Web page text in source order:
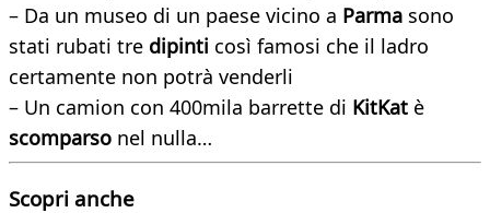
– Da un museo di un paese vicino a Parma sono
stati rubati tre dipinti così famosi che il ladro
certamente non potrà venderli
– Un camion con 400mila barrette di KitKat è
scomparso nel nulla…
Scopri anche